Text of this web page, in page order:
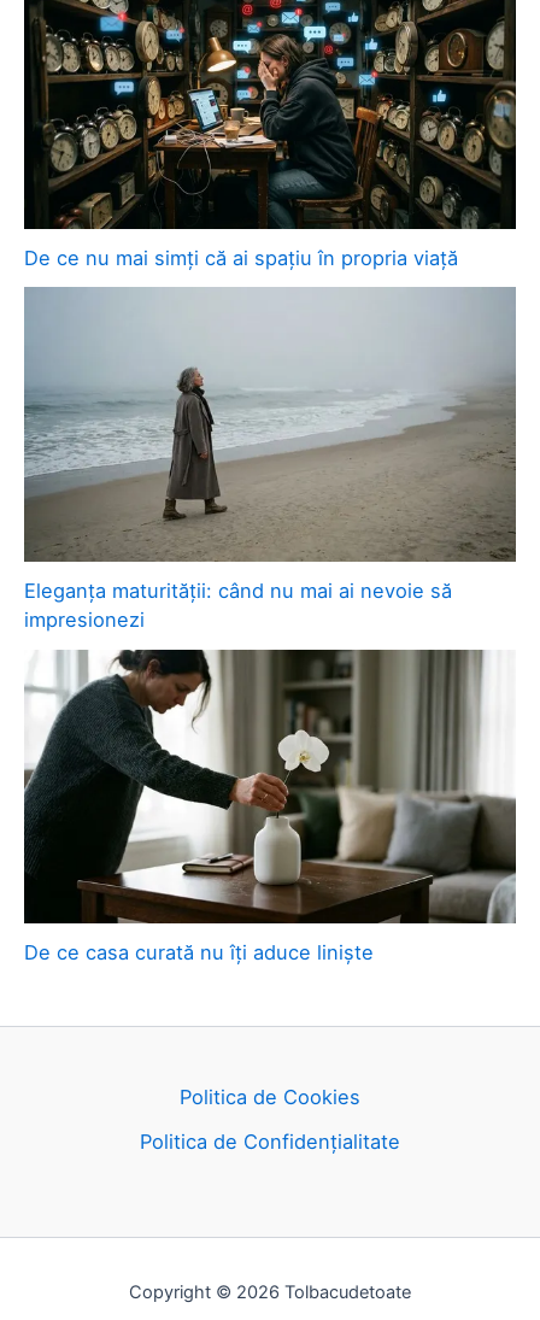
De ce nu mai simți că ai spațiu în propria viață
Eleganța maturității: când nu mai ai nevoie să
impresionezi
De ce casa curată nu îți aduce liniște
Politica de Cookies
Politica de Confidențialitate
Copyright © 2026 Tolbacudetoate